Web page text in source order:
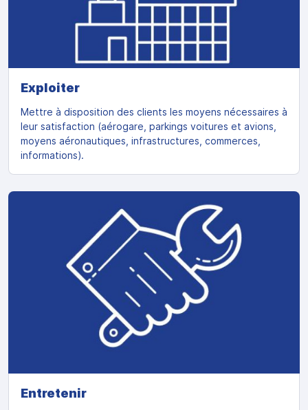
Exploiter
Mettre à disposition des clients les moyens nécessaires à
leur satisfaction (aérogare, parkings voitures et avions,
moyens aéronautiques, infrastructures, commerces,
informations).
Entretenir